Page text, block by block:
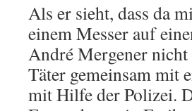
Als er sieht, dass da
einem Messer auf
André Mergener
Täter gemeinsam mit
mit Hilfe der Polizei.